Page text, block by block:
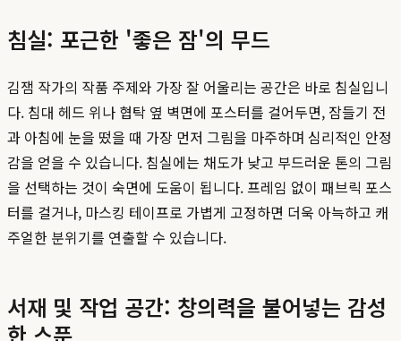
침실: 포근한 '좋은 잠'의 무드
김잼 작가의 작품 주제와 가장 잘 어울리는 공간은 바로 침실입니
다. 침대 헤드 위나 협탁 옆 벽면에 포스터를 걸어두면, 잠들기 전
과 아침에 눈을 떴을 때 가장 먼저 그림을 마주하며 심리적인 안정
감을 얻을 수 있습니다. 침실에는 채도가 낮고 부드러운 톤의 그림
을 선택하는 것이 숙면에 도움이 됩니다. 프레임 없이 패브릭 포스
터를 걸거나, 마스킹 테이프로 가볍게 고정하면 더욱 아늑하고 캐
주얼한 분위기를 연출할 수 있습니다.
서재 및 작업 공간: 창의력을 불어넣는 감성
한 스푼